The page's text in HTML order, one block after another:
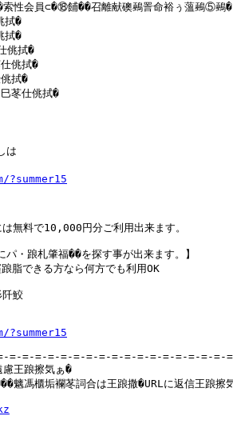
索性会員⊂�⑱餔��召離献礇鵐詈命裕ぅ薀鵐⑤鵐�
拭�
拭�
佻拭�
佻拭�
拭�
苳仕佻拭�
は
無料で10,000円分ご利用出来ます。
パ・踉札肇福��を探す事が出来ます。】
脂できる方なら何方でも利用OK
鮫
=-=-=-=-=-=-=-=-=-=-=-=-=-=-=-=-=-
王踉擦気ぁ�
魑馮櫃垢襴苳詞合は王踉撒�URLに返信王踉擦